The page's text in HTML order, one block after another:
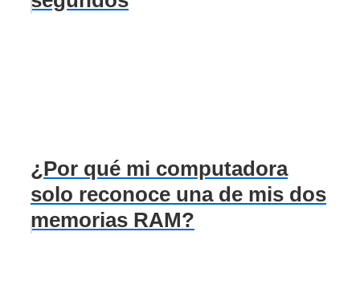
¿Por qué mi computadora
solo reconoce una de mis dos
memorias RAM?